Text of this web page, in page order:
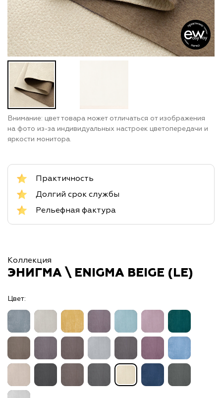
Внимание: цвет товара может отличаться от изображения
на фото из-за индивидуальных настроек цветопередачи и
яркости монитора.
Практичность
Долгий срок службы
Рельефная фактура
Коллекция
ЭНИГМА \ ENIGMA BEIGE (LE)
Цвет: